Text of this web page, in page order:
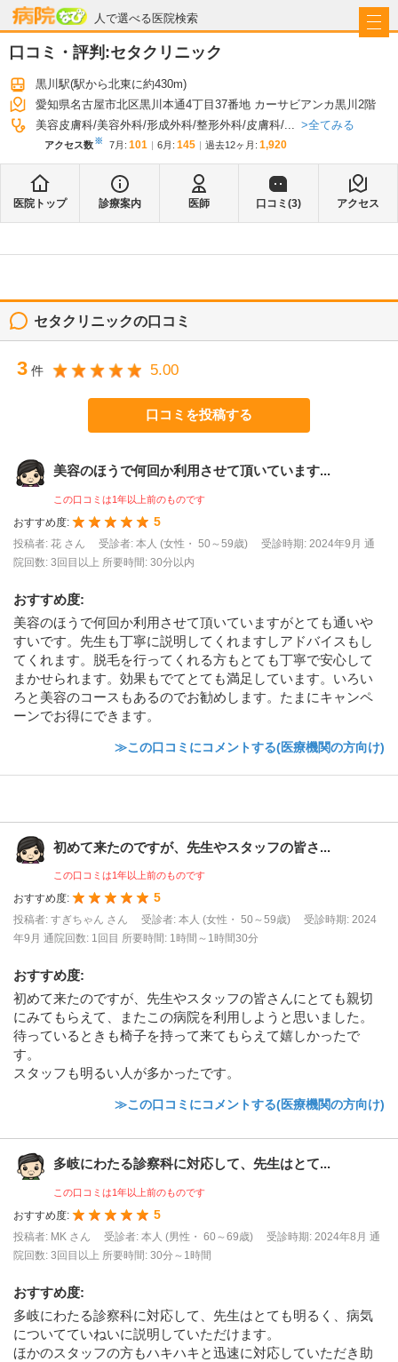
人で選べる医院検索
病院なび
口コミ・評判:セタクリニック
黒川駅(駅から北東に約430m)
愛知県名古屋市北区黒川本通4丁目37番地 カーサビアンカ黒川2階
美容皮膚科 美容外科 形成外科 整形外科 皮膚科 ... 全てみる
アクセス数※ 7月 : 101 6月 : 145 過去12ヶ月: 1,920
医院トップ 診療案内 医師 口コミ(3) アクセス
セタクリニックの口コミ
3 件 5.00
口コミを投稿する
美容のほうで何回か利用させて頂いています...
この口コミは1年以上前のものです
おすすめ度: 5
投稿者: 花 さん 受診者: 本人 (女性・ 50～59歳) 受診時期: 2024年9月 通
院回数: 3回目以上 所要時間: 30分以内
おすすめ度:
美容のほうで何回か利用させて頂いていますがとても通いや
すいです。先生も丁寧に説明してくれますしアドバイスもし
てくれます。脱毛を行ってくれる方もとても丁寧で安心して
まかせられます。効果もでてとても満足しています。いろい
ろと美容のコースもあるのでお勧めします。たまにキャンペ
ーンでお得にできます。
≫この口コミにコメントする(医療機関の方向け)
初めて来たのですが、先生やスタッフの皆さ...
この口コミは1年以上前のものです
おすすめ度: 5
投稿者: すぎちゃん さん 受診者: 本人 (女性・ 50～59歳)
受診時期: 2024
年9月 通院回数: 1回目 所要時間: 1時間～1時間30分
おすすめ度:
初めて来たのですが、先生やスタッフの皆さんにとても親切
にみてもらえて、またこの病院を利用しようと思いました。
待っているときも椅子を持って来てもらえて嬉しかったで
す。
スタッフも明るい人が多かったです。
≫この口コミにコメントする(医療機関の方向け)
多岐にわたる診察科に対応して、先生はとて...
この口コミは1年以上前のものです
おすすめ度: 5
投稿者: MK さん 受診者: 本人 (男性・ 60～69歳) 受診時期: 2024年8月 通
院回数: 3回目以上 所要時間: 30分～1時間
おすすめ度:
多岐にわたる診察科に対応して、先生はとても明るく、病気
についてていねいに説明していただけます。
ほかのスタッフの方もハキハキと迅速に対応していただき助